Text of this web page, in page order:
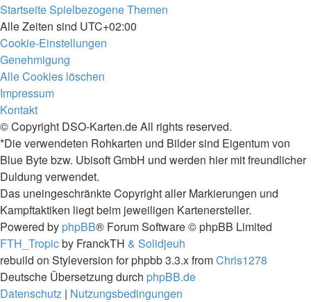
StartseiteSpielbezogene Themen
Alle Zeiten sind UTC+02:00
Cookie-Einstellungen
Genehmigung
Alle Cookies löschen
Impressum
Kontakt
© Copyright DSO-Karten.de All rights reserved.
*Die verwendeten Rohkarten und Bilder sind Eigentum von
Blue Byte bzw. Ubisoft GmbH und werden hier mit freundlicher
Duldung verwendet.
Das uneingeschränkte Copyright aller Markierungen und
Kampftaktiken liegt beim jeweiligen Kartenersteller.
Powered by phpBB® Forum Software © phpBB Limited
FTH_Tropicby FranckTH & Solidjeuh
rebuild on Styleversion for phpbb 3.3.x fromChris1278
Deutsche Übersetzung durch phpBB.de
Datenschutz | Nutzungsbedingungen